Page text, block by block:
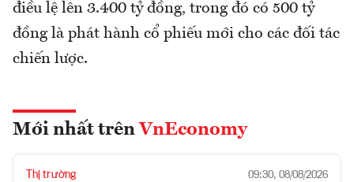
điều lệ lên 3.400 tỷ đồng, trong đó có 500 tỷ
đồng là phát hành cổ phiếu mới cho các đối tác
chiến lược.
Mới nhất trên VnEconomy
Thị trường 09:30, 08/08/2026